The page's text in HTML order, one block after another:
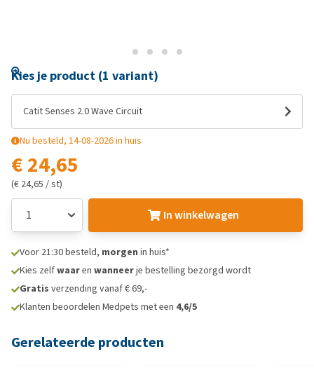
Kies je product (1 variant)
Catit Senses 2.0 Wave Circuit
Nu besteld, 14-08-2026 in huis
€ 24,65
(€ 24,65 / st)
In winkelwagen
Voor 21:30 besteld, morgen in huis*
Kies zelfwaaren wanneerje bestelling bezorgd wordt
Gratis verzending vanaf € 69,-
Klanten beoordelen Medpets met een 4,6/5
Gerelateerde producten